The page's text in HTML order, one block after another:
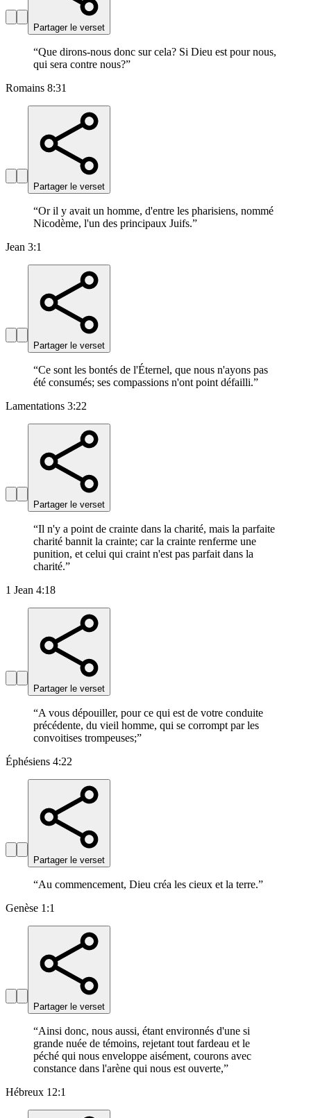
Partager le verset
“Que dirons-nous donc sur cela? Si Dieu est pour nous,
qui sera contre nous?”
Romains 8:31
Partager le verset
“Or il y avait un homme, d'entre les pharisiens, nommé
Nicodème, l'un des principaux Juifs.”
Jean 3:1
Partager le verset
“Ce sont les bontés de l'Éternel, que nous n'ayons pas
été consumés; ses compassions n'ont point défailli.”
Lamentations 3:22
Partager le verset
“Il n'y a point de crainte dans la charité, mais la parfaite
charité bannit la crainte; car la crainte renferme une
punition, et celui qui craint n'est pas parfait dans la
charité.”
1 Jean 4:18
Partager le verset
“A vous dépouiller, pour ce qui est de votre conduite
précédente, du vieil homme, qui se corrompt par les
convoitises trompeuses;”
Éphésiens 4:22
Partager le verset
“Au commencement, Dieu créa les cieux et la terre.”
Genèse 1:1
Partager le verset
“Ainsi donc, nous aussi, étant environnés d'une si
grande nuée de témoins, rejetant tout fardeau et le
péché qui nous enveloppe aisément, courons avec
constance dans l'arène qui nous est ouverte,”
Hébreux 12:1